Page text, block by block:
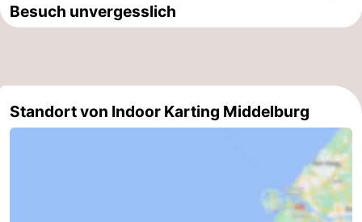
tun
Museen
-
Kirchen
-
Besuch unvergesslich
Standort von Indoor Karting Middelburg